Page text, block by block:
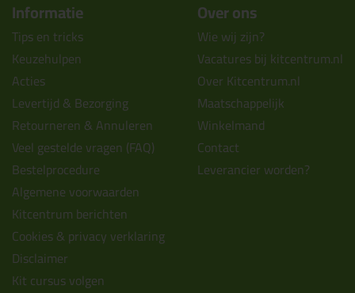
Informatie
Tips en tricks
Keuzehulpen
Acties
Levertijd & Bezorging
Retourneren & Annuleren
Veel gestelde vragen (FAQ)
Bestelprocedure
Algemene voorwaarden
Kitcentrum berichten
Cookies & privacy verklaring
Disclaimer
Kit cursus volgen
Over ons
Wie wij zijn?
Vacatures bij kitcentrum.nl
Over Kitcentrum.nl
Maatschappelijk
Winkelmand
Contact
Leverancier worden?